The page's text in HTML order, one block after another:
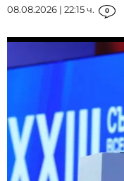
08.08.2026 | 22:15 ч. 0